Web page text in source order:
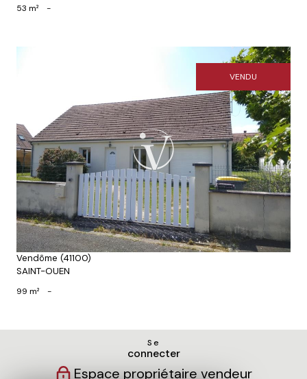
53 m² -
VENDU
Voir le bien
Vendôme (41100)
SAINT-OUEN
99 m² -
Se
connecter
Espace propriétaire vendeur